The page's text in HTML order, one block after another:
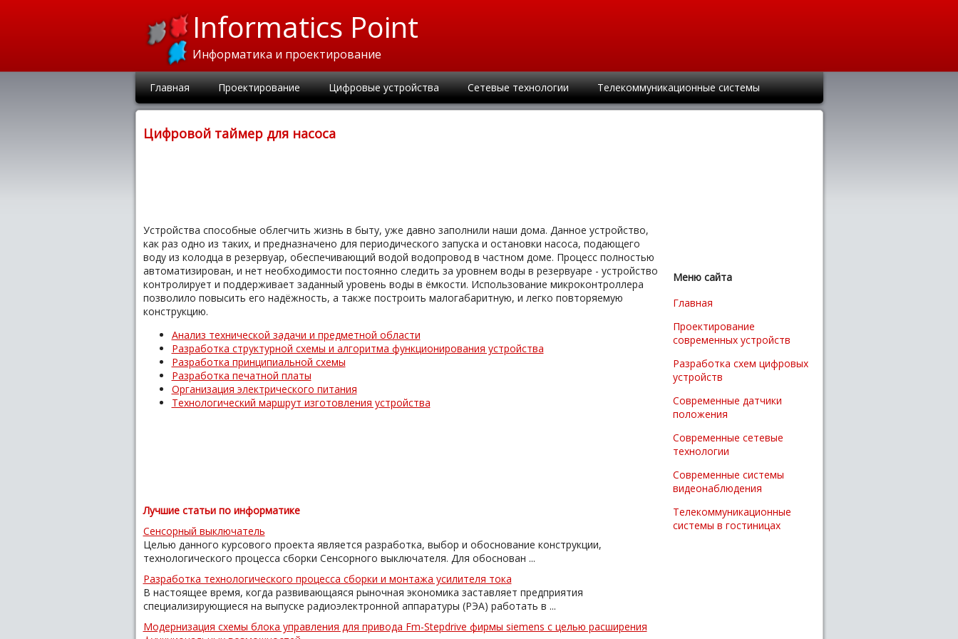
Informatics Point
Информатика и проектирование
Главная Проектирование Цифровые устройства Сетевые технологии Телекоммуникационные системы
Цифровой таймер для насоса
Устройства способные облегчить жизнь в быту, уже давно заполнили наши дома. Данное устройство,
как раз одно из таких, и предназначено для периодического запуска и остановки насоса, подающего
воду из колодца в резервуар, обеспечивающий водой водопровод в частном доме. Процесс полностью
автоматизирован, и нет необходимости постоянно следить за уровнем воды в резервуаре - устройство
контролирует и поддерживает заданный уровень воды в ёмкости. Использование микроконтроллера
позволило повысить его надёжность, а также построить малогабаритную, и легко повторяемую
конструкцию.
Анализ технической задачи и предметной области
Разработка структурной схемы и алгоритма функционирования устройства
Разработка принципиальной схемы
Разработка печатной платы
Организация электрического питания
Технологический маршрут изготовления устройства
Лучшие статьи по информатике
Сенсорный выключатель
Целью данного курсового проекта является разработка, выбор и обоснование конструкции,
технологического процесса сборки Сенсорного выключателя. Для обоснован ...
Разработка технологического процесса сборки и монтажа усилителя тока
В настоящее время, когда развивающаяся рыночная экономика заставляет предприятия
специализирующиеся на выпуске радиоэлектронной аппаратуры (РЭА) работать в ...
Модернизация схемы блока управления для привода Fm-Stepdrive фирмы siemens с целью расширения
Меню сайта
Главная
Проектирование
современных устройств
Разработка схем цифровых
устройств
Современные датчики
положения
Современные сетевые
технологии
Современные системы
видеонаблюдения
Телекоммуникационные
системы в гостиницах